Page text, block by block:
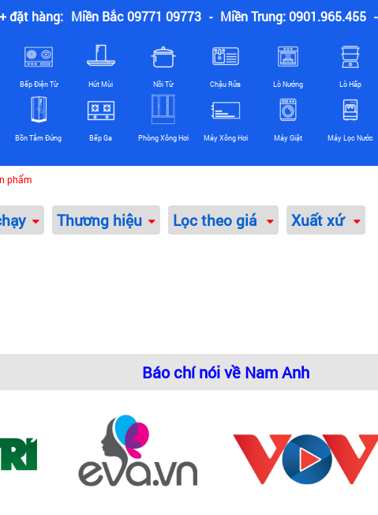
đặt hàng: Miền Bắc 09771 09773 - Miền Trung: 0901.965.455 -
Bếp Điện Từ Hút Mùi Nồi Từ Chậu Rửa Lò Nướng Lò Hấp
Bồn Tắm Đứng Bếp Ga Phòng Xông Hơi Máy Xông Hơi Máy Giặt Máy Lọc Nước
phẩm
Thương hiệu Lọc theo giá Xuất xứ
Báo chí nói về Nam Anh